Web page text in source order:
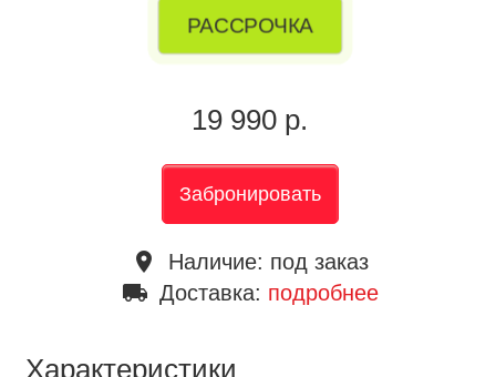
РАССРОЧКА
19 990 р.
Забронировать
place Наличие: под заказ
local_shipping Доставка: подробнее
Характеристики